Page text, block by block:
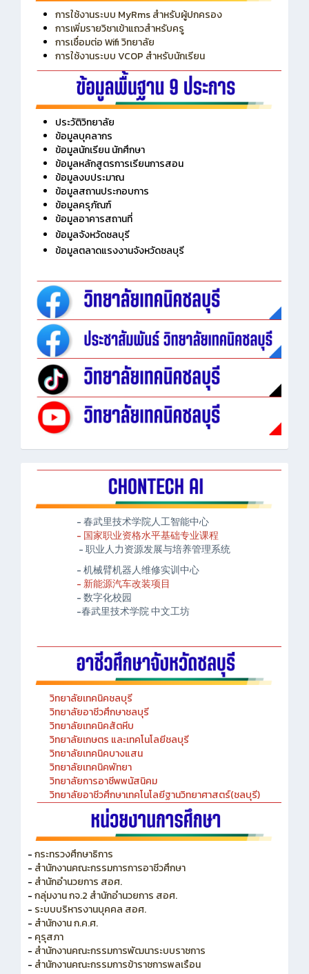
การใช้งานระบบ MyRms สำหรับผู้ปกครอง
การเพิ่มรายวิชาเข้าแถวสำหรับครู
การเชื่อมต่อ Wifi วิทยาลัย
การใช้งานระบบ VCOP สำหรับนักเรียน
ประวัติวิทยาลัย
ข้อมูลบุคลากร
ข้อมูลนักเรียน นักศึกษา
ข้อมูลหลักสูตรการเรียนการสอน
ข้อมูลงบประมาณ
ข้อมูลสถานประกอบการ
ข้อมูลครุภัณฑ์
ข้อมูลอาคารสถานที่
ข้อมูลจังหวัดชลบุรี
- 春武里技术学院人工智能中心
- 国家职业资格水平基础专业课程
- 职业人力资源发展与培养管理系统
- 机械臂机器人维修实训中心
- 新能源汽车改装项目
- 数字化校园
วิทยาลัยเทคนิคชลบุรี
วิทยาลัยอาชีวศึกษาชลบุรี
วิทยาลัยเทคนิคสัตหีบ
วิทยาลัยเกษตร และเทคโนโลยีชลบุรี
วิทยาลัยเทคนิคบางแสน
วิทยาลัยเทคนิคพัทยา
วิทยาลัยการอาชีพพนัสนิคม
วิทยาลัยอาชีวศึกษาเทคโนโลยีฐานวิทยาศาสตร์(ชลบุรี)
- กระทรวงศึกษาธิการ
- สำนักงานคณะกรรมการการอาชีวศึกษา
- สำนักอำนวยการ สอศ.
- กลุ่มงาน กจ.2 สำนักอำนวยการ สอศ.
- ระบบบริหารงานบุคคล สอศ.
- สำนักงาน ก.ค.ศ.
- คุรุสภา
- สำนักงานคณะกรรมการพัฒนาระบบราชการ